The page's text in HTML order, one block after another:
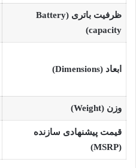
ظرفیت باتری (Battery
capacity)
ابعاد (Dimensions)
وزن (Weight)
قیمت پیشنهادی سازنده
(MSRP)